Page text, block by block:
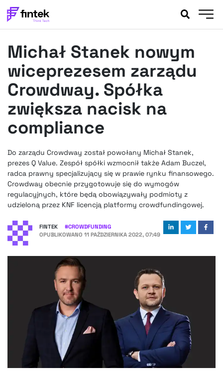
BANKOWOŚĆ
EVENTY
FELIETONY
WYWIADY
LEGAL
PODCASTY
FINTEK EXTRA
OKIEM EKSPERTA
Michał Stanek nowym
wiceprezesem zarządu
Crowdway. Spółka
zwiększa nacisk na
compliance
Do zarządu Crowdway został powołany Michał Stanek,
prezes Q Value. Zespół spółki wzmocnił także Adam Buczel,
radca prawny specjalizujący się w prawie rynku finansowego.
Crowdway obecnie przygotowuje się do wymogów
regulacyjnych, które będą obowiązywały podmioty z
udzieloną przez KNF licencją platformy crowdfundingowej.
FINTEK #CROWDFUNDING
OPUBLIKOWANO 11 PAŹDZIERNIKA 2022, 07:49